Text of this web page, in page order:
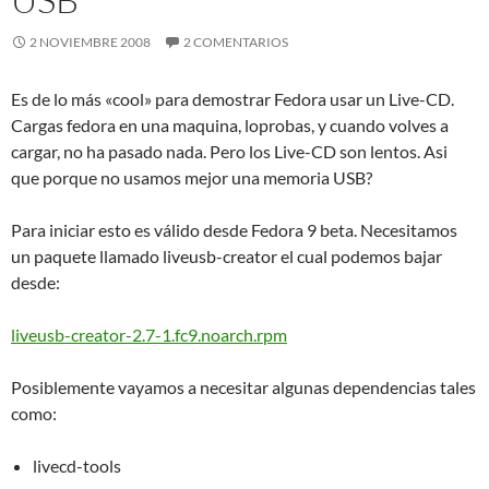
2 NOVIEMBRE 2008 2 COMENTARIOS
Es de lo más «cool» para demostrar Fedora usar un Live-CD.
Cargas fedora en una maquina, loprobas, y cuando volves a
cargar, no ha pasado nada. Pero los Live-CD son lentos. Asi
que porque no usamos mejor una memoria USB?
Para iniciar esto es válido desde Fedora 9 beta. Necesitamos
un paquete llamado liveusb-creator el cual podemos bajar
desde:
liveusb-creator-2.7-1.fc9.noarch.rpm
Posiblemente vayamos a necesitar algunas dependencias tales
como:
livecd-tools